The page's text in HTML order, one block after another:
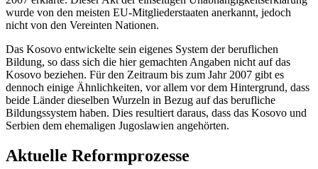
wurde von den meisten EU-Mitgliederstaaten anerkannt, jedoch
nicht von den Vereinten Nationen.
Das Kosovo entwickelte sein eigenes System der beruflichen
Bildung, so dass sich die hier gemachten Angaben nicht auf das
Kosovo beziehen. Für den Zeitraum bis zum Jahr 2007 gibt es
dennoch einige Ähnlichkeiten, vor allem vor dem Hintergrund, dass
beide Länder dieselben Wurzeln in Bezug auf das berufliche
Bildungssystem haben. Dies resultiert daraus, dass das Kosovo und
Serbien dem ehemaligen Jugoslawien angehörten.
Aktuelle Reformprozesse